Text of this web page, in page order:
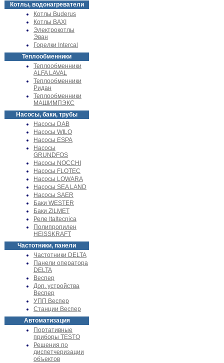
Котлы, водонагреватели
Котлы Buderus
Котлы BAXI
Электрокотлы
Эван
Горелки Intercal
Теплообменники
Теплообменники
ALFA LAVAL
Теплообменники
Ридан
Теплообменники
МАШИМПЭКС
Насосы, баки, трубы
Насосы DAB
Насосы WILO
Насосы ESPA
Насосы
GRUNDFOS
Насосы NOCCHI
Насосы FLOTEC
Насосы LOWARA
Насосы SEA LAND
Насосы SAER
Баки WESTER
Баки ZILMET
Реле Italtecnica
Полипропилен
HEISSKRAFT
Частотники, панели
Частотники DELTA
Панели оператора
DELTA
Веспер
Доп. устройства
Веспер
УПП Веспер
Станции Веспер
Автоматизация
Портативные
приборы TESTO
Решения по
диспетчеризации
объектов